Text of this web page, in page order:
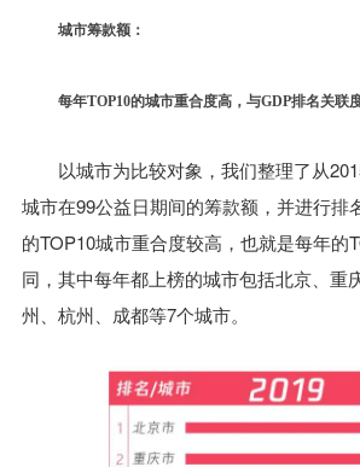
城市筹款额：
每年TOP10的城市重合度高，与GDP排名关联
以城市为比较对象，我们整理了从
城市在99公益日期间的筹款额，并进行排
的TOP10城市重合度较高，也就是每年的
同，其中每年都上榜的城市包括北京、重
州、杭州、成都等7个城市。